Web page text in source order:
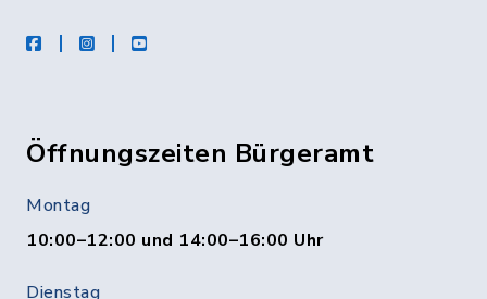
facebookinstagramYoutube
Öffnungszeiten Bürgeramt
Montag
10:00–12:00 und 14:00–16:00 Uhr
Dienstag